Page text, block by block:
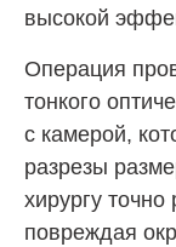
высокой
Операция
тонкого
с камерой,
разрезы
хирургу точно
повреждая